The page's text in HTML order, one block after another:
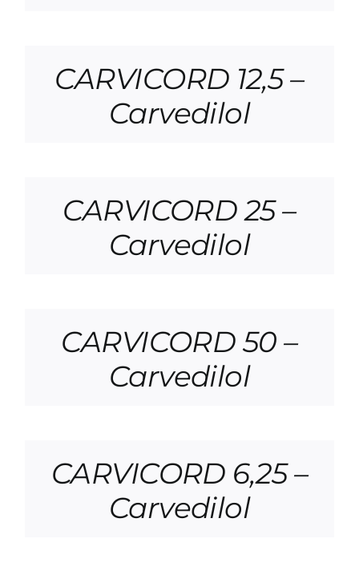
CARVICORD 12,5 –
Carvedilol
CARVICORD 25 –
Carvedilol
CARVICORD 50 –
Carvedilol
CARVICORD 6,25 –
Carvedilol